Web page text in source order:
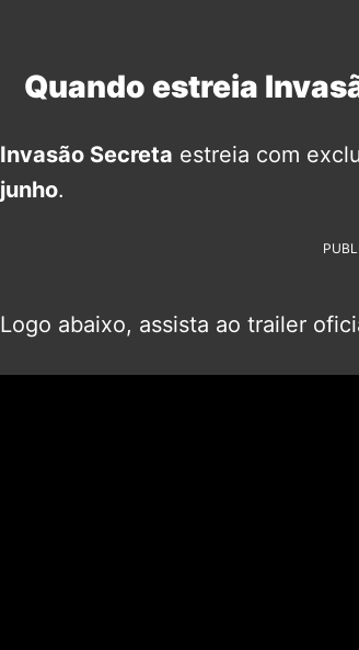
Quando estreia
Invasão Secreta estreia com
junho.
Logo abaixo, assista ao trailer